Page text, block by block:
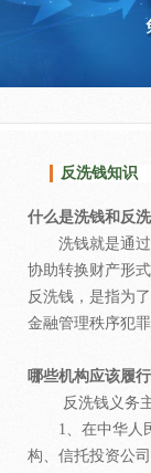
反洗钱知识
什么是洗钱和反
洗钱就是通过
协助转换财产形
反洗钱，是指为
金融管理秩序犯
哪些机构应该履
反洗钱义务主
1、在中华人民
构、信托投资公